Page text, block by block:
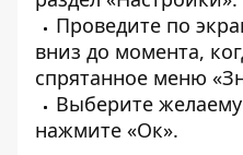
Проведите по
вниз до момента,
спрятанное меню
Выберите
нажмите «Ок».